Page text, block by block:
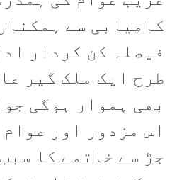
کامیابی سے
فیصلہ کن کردار
طرح ایک ملک گیر
بھی ہموار ہوگی
اس مزدور اور
جڑ سے خاتمے کا